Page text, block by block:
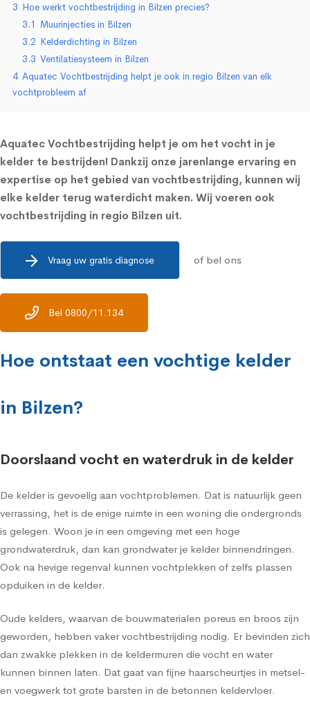
3 Hoe werkt vochtbestrijding in Bilzen precies?
3.1 Muurinjecties in Bilzen
3.2 Kelderdichting in Bilzen
3.3 Ventilatiesysteem in Bilzen
4 Aquatec Vochtbestrijding helpt je ook in regio Bilzen van elk
vochtprobleem af
Aquatec Vochtbestrijding helpt je om het vocht in je
kelder te bestrijden! Dankzij onze jarenlange ervaring en
expertise op het gebied van vochtbestrijding, kunnen wij
elke kelder terug waterdicht maken. Wij voeren ook
vochtbestrijding in regio Bilzen uit.
Vraag uw gratis diagnose of bel ons
Bel 0800/11.134
Hoe ontstaat een vochtige kelder
in Bilzen?
Doorslaand vocht en waterdruk in de kelder
De kelder is gevoelig aan vochtproblemen. Dat is natuurlijk geen
verrassing, het is de enige ruimte in een woning die ondergronds
is gelegen. Woon je in een omgeving met een hoge
grondwaterdruk, dan kan grondwater je kelder binnendringen.
Ook na hevige regenval kunnen vochtplekken of zelfs plassen
opduiken in de kelder.
Oude kelders, waarvan de bouwmaterialen poreus en broos zijn
geworden, hebben vaker vochtbestrijding nodig. Er bevinden zich
dan zwakke plekken in de keldermuren die vocht en water
kunnen binnen laten. Dat gaat van fijne haarscheurtjes in metsel-
en voegwerk tot grote barsten in de betonnen keldervloer.